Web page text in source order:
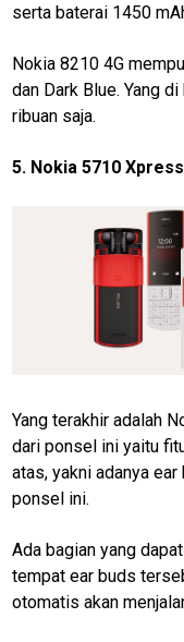
serta baterai 1450
Nokia 8210 4G
dan Dark Blue. Yang
ribuan saja.
5. Nokia 5710
Yang terakhir adalah
dari ponsel ini yaitu
atas, yakni adanya
ponsel ini.
Ada bagian yang
tempat ear buds
otomatis akan
pendidikan
Etik
Internal
Disclaimer
All